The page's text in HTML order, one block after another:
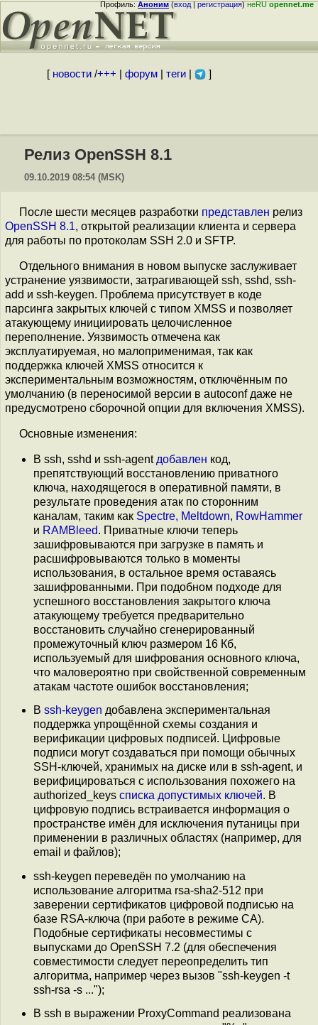
Профиль:Аноним(вход|регистрация)неRUopennet.me
[ новости/+++ форум| теги| ]
Релиз OpenSSH 8.1
09.10.2019 08:54 (MSK)
После шести месяцев разработки представлен релиз
OpenSSH 8.1, открытой реализации клиента и сервера
для работы по протоколам SSH 2.0 и SFTP.
Отдельного внимания в новом выпуске заслуживает
устранение уязвимости, затрагивающей ssh, sshd, ssh-
add и ssh-keygen. Проблема присутствует в коде
парсинга закрытых ключей с типом XMSS и позволяет
атакующему инициировать целочисленное
переполнение. Уязвимость отмечена как
эксплуатируемая, но малоприменимая, так как
поддержка ключей XMSS относится к
экспериментальным возможностям, отключённым по
умолчанию (в переносимой версии в autoconf даже не
предусмотрено сборочной опции для включения XMSS).
Основные изменения:
В ssh, sshd и ssh-agent добавлен код,
препятствующий восстановлению приватного
ключа, находящегося в оперативной памяти, в
результате проведения атак по сторонним
каналам, таким как Spectre, Meltdown, RowHammer
и RAMBleed. Приватные ключи теперь
зашифровываются при загрузке в память и
расшифровываются только в моменты
использования, в остальное время оставаясь
зашифрованными. При подобном подходе для
успешного восстановления закрытого ключа
атакующему требуется предварительно
восстановить случайно сгенерированный
промежуточный ключ размером 16 Кб,
используемый для шифрования основного ключа,
что маловероятно при свойственной современным
атакам частоте ошибок восстановления;
В ssh-keygen добавлена экспериментальная
поддержка упрощённой схемы создания и
верификации цифровых подписей. Цифровые
подписи могут создаваться при помощи обычных
SSH-ключей, хранимых на диске или в ssh-agent, и
верифицироваться с использования похожего на
authorized_keys списка допустимых ключей. В
цифровую подпись встраивается информация о
пространстве имён для исключения путаницы при
применении в различных областях (например, для
email и файлов);
ssh-keygen переведён по умолчанию на
использование алгоритма rsa-sha2-512 при
заверении сертификатов цифровой подписью на
базе RSA-ключа (при работе в режиме CA).
Подобные сертификаты несовместимы с
выпусками до OpenSSH 7.2 (для обеспечения
совместимости следует переопределить тип
алгоритма, например через вызов "ssh-keygen -t
ssh-rsa -s ...");
В ssh в выражении ProxyCommand реализована